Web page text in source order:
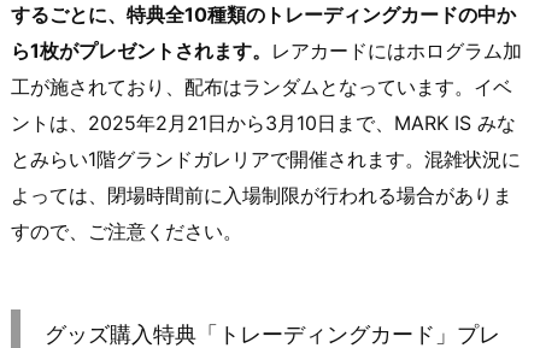
するごとに、特典全10種類のトレーディングカードの中か
ら1枚がプレゼントされます。 レアカードにはホログラム加
工が施されており、配布はランダムとなっています。イベ
ントは、2025年2月21日から3月10日まで、MARK IS みな
とみらい1階グランドガレリアで開催されます。混雑状況に
よっては、閉場時間前に入場制限が行われる場合がありま
すので、ご注意ください。
グッズ購入特典「トレーディングカード」プレ